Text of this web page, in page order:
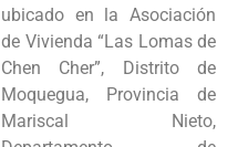
ubicado en la Asociación
de Vivienda “Las Lomas de
Chen Cher”, Distrito de
Moquegua, Provincia de
Mariscal Nieto,